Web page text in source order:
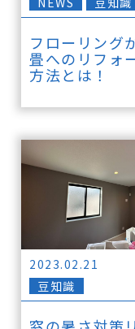
フローリング
畳へのリフォ
方法とは！
2023.02.21
豆知識